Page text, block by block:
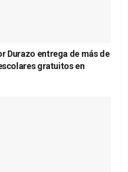
Durazo entrega de más de
gratuitos en